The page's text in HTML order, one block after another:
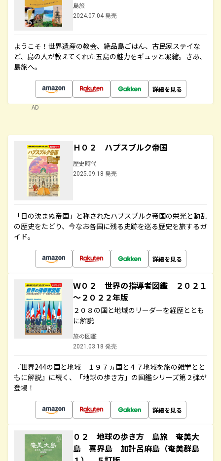
島旅
2024.07.04 発売
ようこそ！世界遺産の教会、絶品島ごはん、古民家ステイな
ど、島の人が教えてくれた五島の魅力をギュッと凝縮。さあ、
島旅へ。
詳細を見る
AD
Ｈ０２ ハプスブルク帝国
歴史時代
2025.09.18 発売
「日の沈まぬ帝国」と称されたハプスブルク帝国の栄光と動乱
の歴史をたどり、今なお各国に残る史跡を巡る歴史を旅するガ
イド。
詳細を見る
Ｗ０２ 世界の指導者図鑑 ２０２１
～２０２２年版
２０８の国と地域のリーダーを経歴ととも
に解説
旅の図鑑
2021.03.18 発売
『世界244の国と地域 １９７ヵ国と４７地域を旅の雑学とと
もに解説』に続く、「地球の歩き方」の図鑑シリーズ第２弾が
登場！
詳細を見る
０２ 地球の歩き方 島旅 奄美大
島 喜界島 加計呂麻島（奄美群島